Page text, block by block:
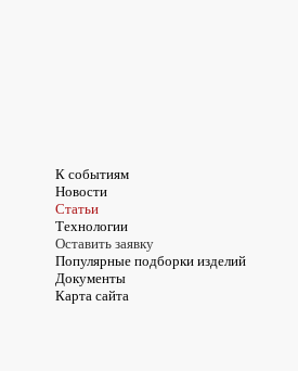
К событиям
Новости
Статьи
Технологии
Оставить заявку
Популярные подборки изделий
Документы
Карта сайта